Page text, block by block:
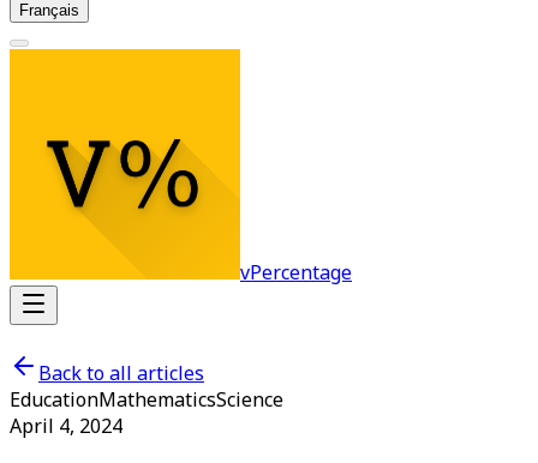
Français
vPercentage
Back to all articles
EducationMathematicsScience
April 4, 2024